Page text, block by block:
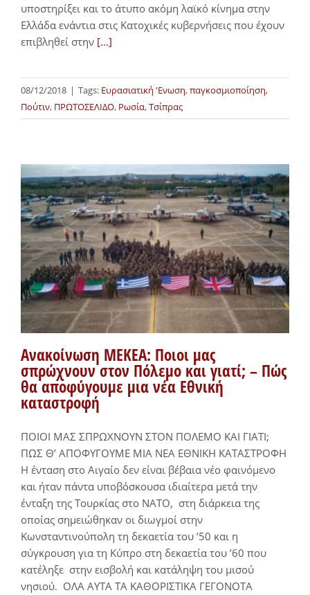
υποστηρίξει και το άτυπο ακόμη λαϊκό κίνημα στην
Ελλάδα ενάντια στις Κατοχικές κυβερνήσεις που έχουν
επιβληθεί στην [...]
08/12/2018 | Tags: Ευρασιατική 'Ενωση,παγκοσμιοποίηση,
Πούτιν, ΠΡΩΤΟΣΕΛΙΔΟ, Ρωσία,Τσίπρας
Ανακοίνωση ΜΕΚΕΑ: Ποιοι μας
σπρώχνουν στον Πόλεμο και γιατί; – Πώς
θα αποφύγουμε μια νέα Εθνική
καταστροφή
ΠΟΙΟΙ ΜΑΣ ΣΠΡΩΧΝΟΥΝ ΣΤΟΝ ΠΟΛΕΜΟ ΚΑΙ ΓΙΑΤΙ;
ΠΩΣ Θ’ ΑΠΟΦΥΓΟΥΜΕ ΜΙΑ ΝΕΑ ΕΘΝΙΚΗ ΚΑΤΑΣΤΡΟΦΗ
Η ένταση στο Αιγαίο δεν είναι βέβαια νέο φαινόμενο
και ήταν πάντα υποβόσκουσα ιδιαίτερα μετά την
ένταξη της Τουρκίας στο ΝΑΤΟ, στη διάρκεια της
οποίας σημειώθηκαν οι διωγμοί στην
Κωνσταντινούπολη τη δεκαετία του ’50 και η
σύγκρουση για τη Κύπρο στη δεκαετία του ’60 που
κατέληξε στην εισβολή και κατάληψη του μισού
νησιού. OΛΑ ΑΥΤΑ ΤΑ ΚΑΘΟΡΙΣΤΙΚΑ ΓΕΓΟΝΟΤΑ